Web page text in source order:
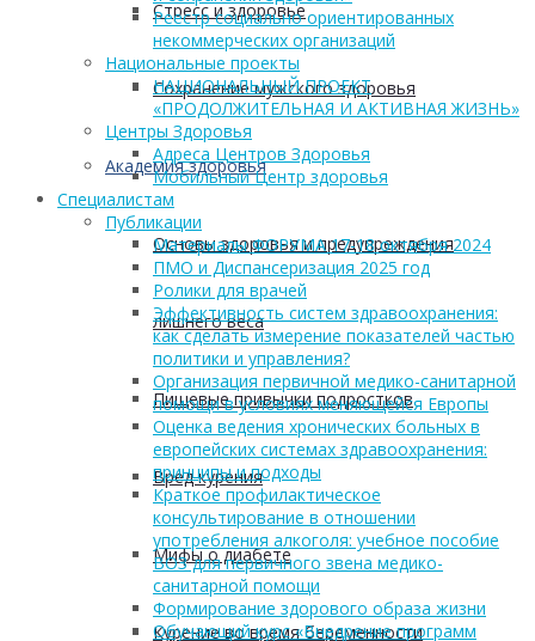
Стресс и здоровье
Сохранение мужского здоровья
Академия здоровья
Основы здоровья и предупреждения
лишнего веса
Пищевые привычки подростков
Вред курения
Мифы о диабете
Курение во время беременности
Реестр социально ориентированных
некоммерческих организаций
Национальные проекты
НАЦИОНАЛЬНЫЙ ПРОЕКТ
«ПРОДОЛЖИТЕЛЬНАЯ И АКТИВНАЯ ЖИЗНЬ»
Центры Здоровья
Адреса Центров Здоровья
Мобильный Центр здоровья
Cпециалистам
Публикации
Материалы ФОРУМА 17-18 октября 2024
ПМО и Диспансеризация 2025 год
Ролики для врачей
Эффективность систем здравоохранения:
как сделать измерение показателей частью
политики и управления?
Организация первичной медико-санитарной
помощи в условиях меняющейся Европы
Оценка ведения хронических больных в
европейских системах здравоохранения:
принципы и подходы
Краткое профилактическое
консультирование в отношении
употребления алкоголя: учебное пособие
ВОЗ для первичного звена медико-
санитарной помощи
Формирование здорового образа жизни
Обучающий курс «Внедрение программ